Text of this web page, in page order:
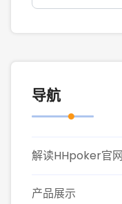
导航
解读HHpoker官网
产品展示